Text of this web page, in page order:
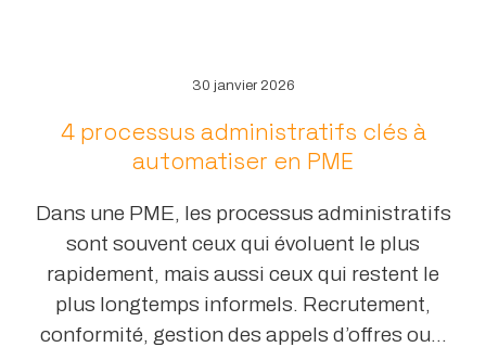
30 janvier 2026
4 processus administratifs clés à
automatiser en PME
Dans une PME, les processus administratifs
sont souvent ceux qui évoluent le plus
rapidement, mais aussi ceux qui restent le
plus longtemps informels. Recrutement,
conformité, gestion des appels d’offres ou...